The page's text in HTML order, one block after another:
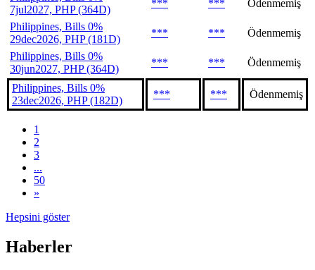
7jul2027, PHP (364D)
*** ***
Ödenmemiş
Philippines, Bills 0%
29dec2026, PHP (181D)
*** ***
Ödenmemiş
Philippines, Bills 0%
30jun2027, PHP (364D)
*** *** Ödenmemiş
Philippines, Bills 0%
23dec2026, PHP (182D)
*** *** Ödenmemiş
1
2
3
...
50
»
Hepsini göster
Haberler